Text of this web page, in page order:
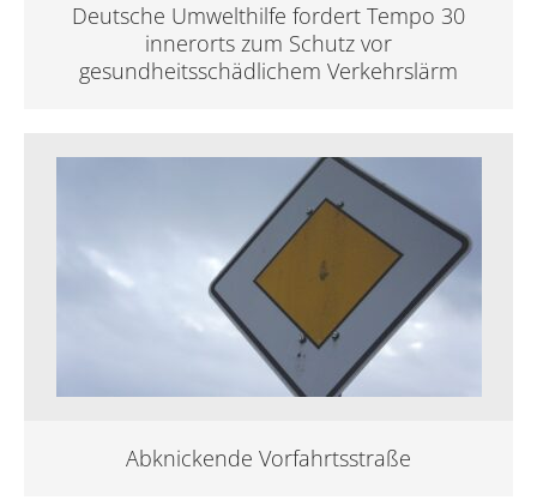
Deutsche Umwelthilfe fordert Tempo 30
innerorts zum Schutz vor
gesundheitsschädlichem Verkehrslärm
Abknickende Vorfahrtsstraße